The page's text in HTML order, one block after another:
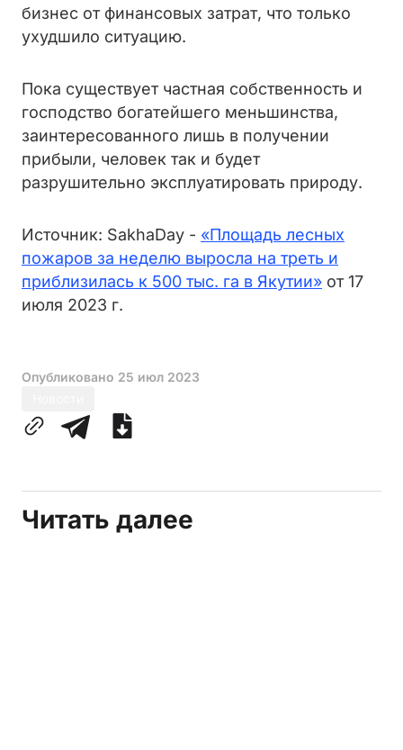
бизнес от финансовых затрат, что только
ухудшило ситуацию.
Пока существует частная собственность и
господство богатейшего меньшинства,
заинтересованного лишь в получении
прибыли, человек так и будет
разрушительно эксплуатировать природу.
Источник: SakhaDay - «Площадь лесных
пожаров за неделю выросла на треть и
приблизилась к 500 тыс. га в Якутии» от 17
июля 2023 г.
Опубликовано 25 июл 2023
Читать далее